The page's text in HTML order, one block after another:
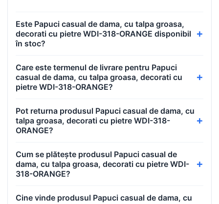
Este Papuci casual de dama, cu talpa groasa,
decorati cu pietre WDI-318-ORANGE disponibil
în stoc?
Care este termenul de livrare pentru Papuci
casual de dama, cu talpa groasa, decorati cu
pietre WDI-318-ORANGE?
Pot returna produsul Papuci casual de dama, cu
talpa groasa, decorati cu pietre WDI-318-
ORANGE?
Cum se plătește produsul Papuci casual de
dama, cu talpa groasa, decorati cu pietre WDI-
318-ORANGE?
Cine vinde produsul Papuci casual de dama, cu